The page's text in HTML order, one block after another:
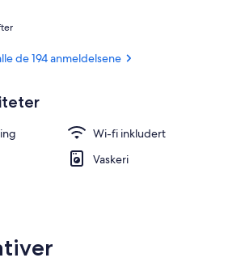
Småhus – standard, 1 soverom,
de 194 anmeldelsene
Wi-fi inkludert
Vaskeri